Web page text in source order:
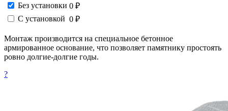
Без установки 0 ₽
С установкой 0 ₽
Монтаж производится на специальное бетонное
армированное основание, что позволяет памятнику простоять
ровно долгие-долгие годы.
?